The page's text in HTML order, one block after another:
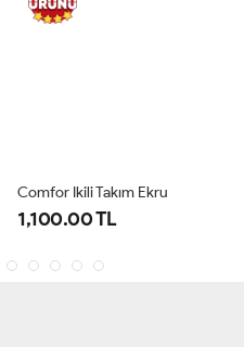
Comfor Ikili Takım Ekru
1,100.00 TL